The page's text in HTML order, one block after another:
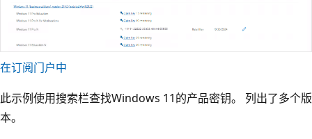
在订阅门户中
此示例使用搜索栏查找Windows 11的产品密钥。 列出了多个版
本。